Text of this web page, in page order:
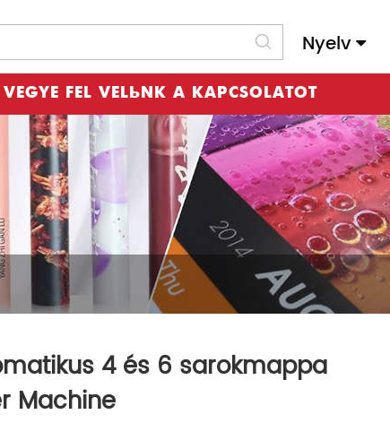
Nyelv
VEGYE FEL VELÜNK A KAPCSOLATOT
4 és 6 sarokmappa
Machine